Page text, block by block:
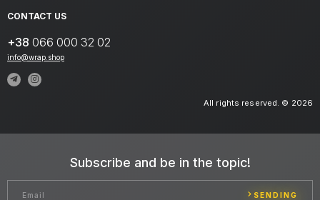
CONTACT US
+38 066 000 32 02
info@wrap.shop
All rights reserved. © 2026
Subscribe and be in the topic!
SENDING